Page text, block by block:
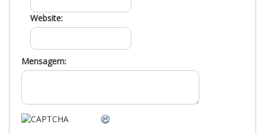
Website:
Mensagem: